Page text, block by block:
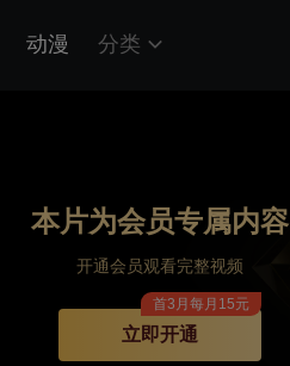
动漫 分类
本片为会员专属内容
开通会员观看完整视频
立即开通
首3月每月15元